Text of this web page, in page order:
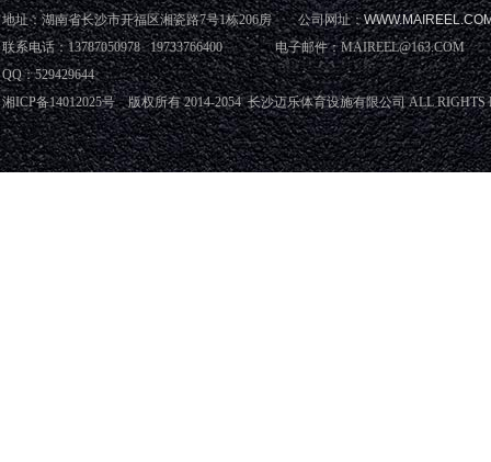
地址：湖南省长沙市开福区湘瓷路7号1栋206房 公司网址：
联系电话：13787050978 19733766400 电子邮件：MAIREEL@163.COM
QQ：529429644
湘ICP备14012025号 版权所有 2014-2054 长沙迈乐体育设施有限公司 ALL RIGHTS